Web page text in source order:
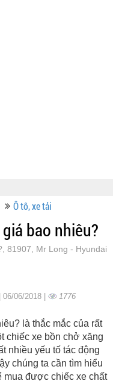
Ô tô, xe tải
bao nhiêu?
81907, Mr Long - Hyundai
| 06/06/2018 | 1776
là thắc mắc của rất
chiếc xe bồn chở xăng
nhiều yếu tố tác động
chúng ta cần tìm hiểu
mua được chiếc xe chất